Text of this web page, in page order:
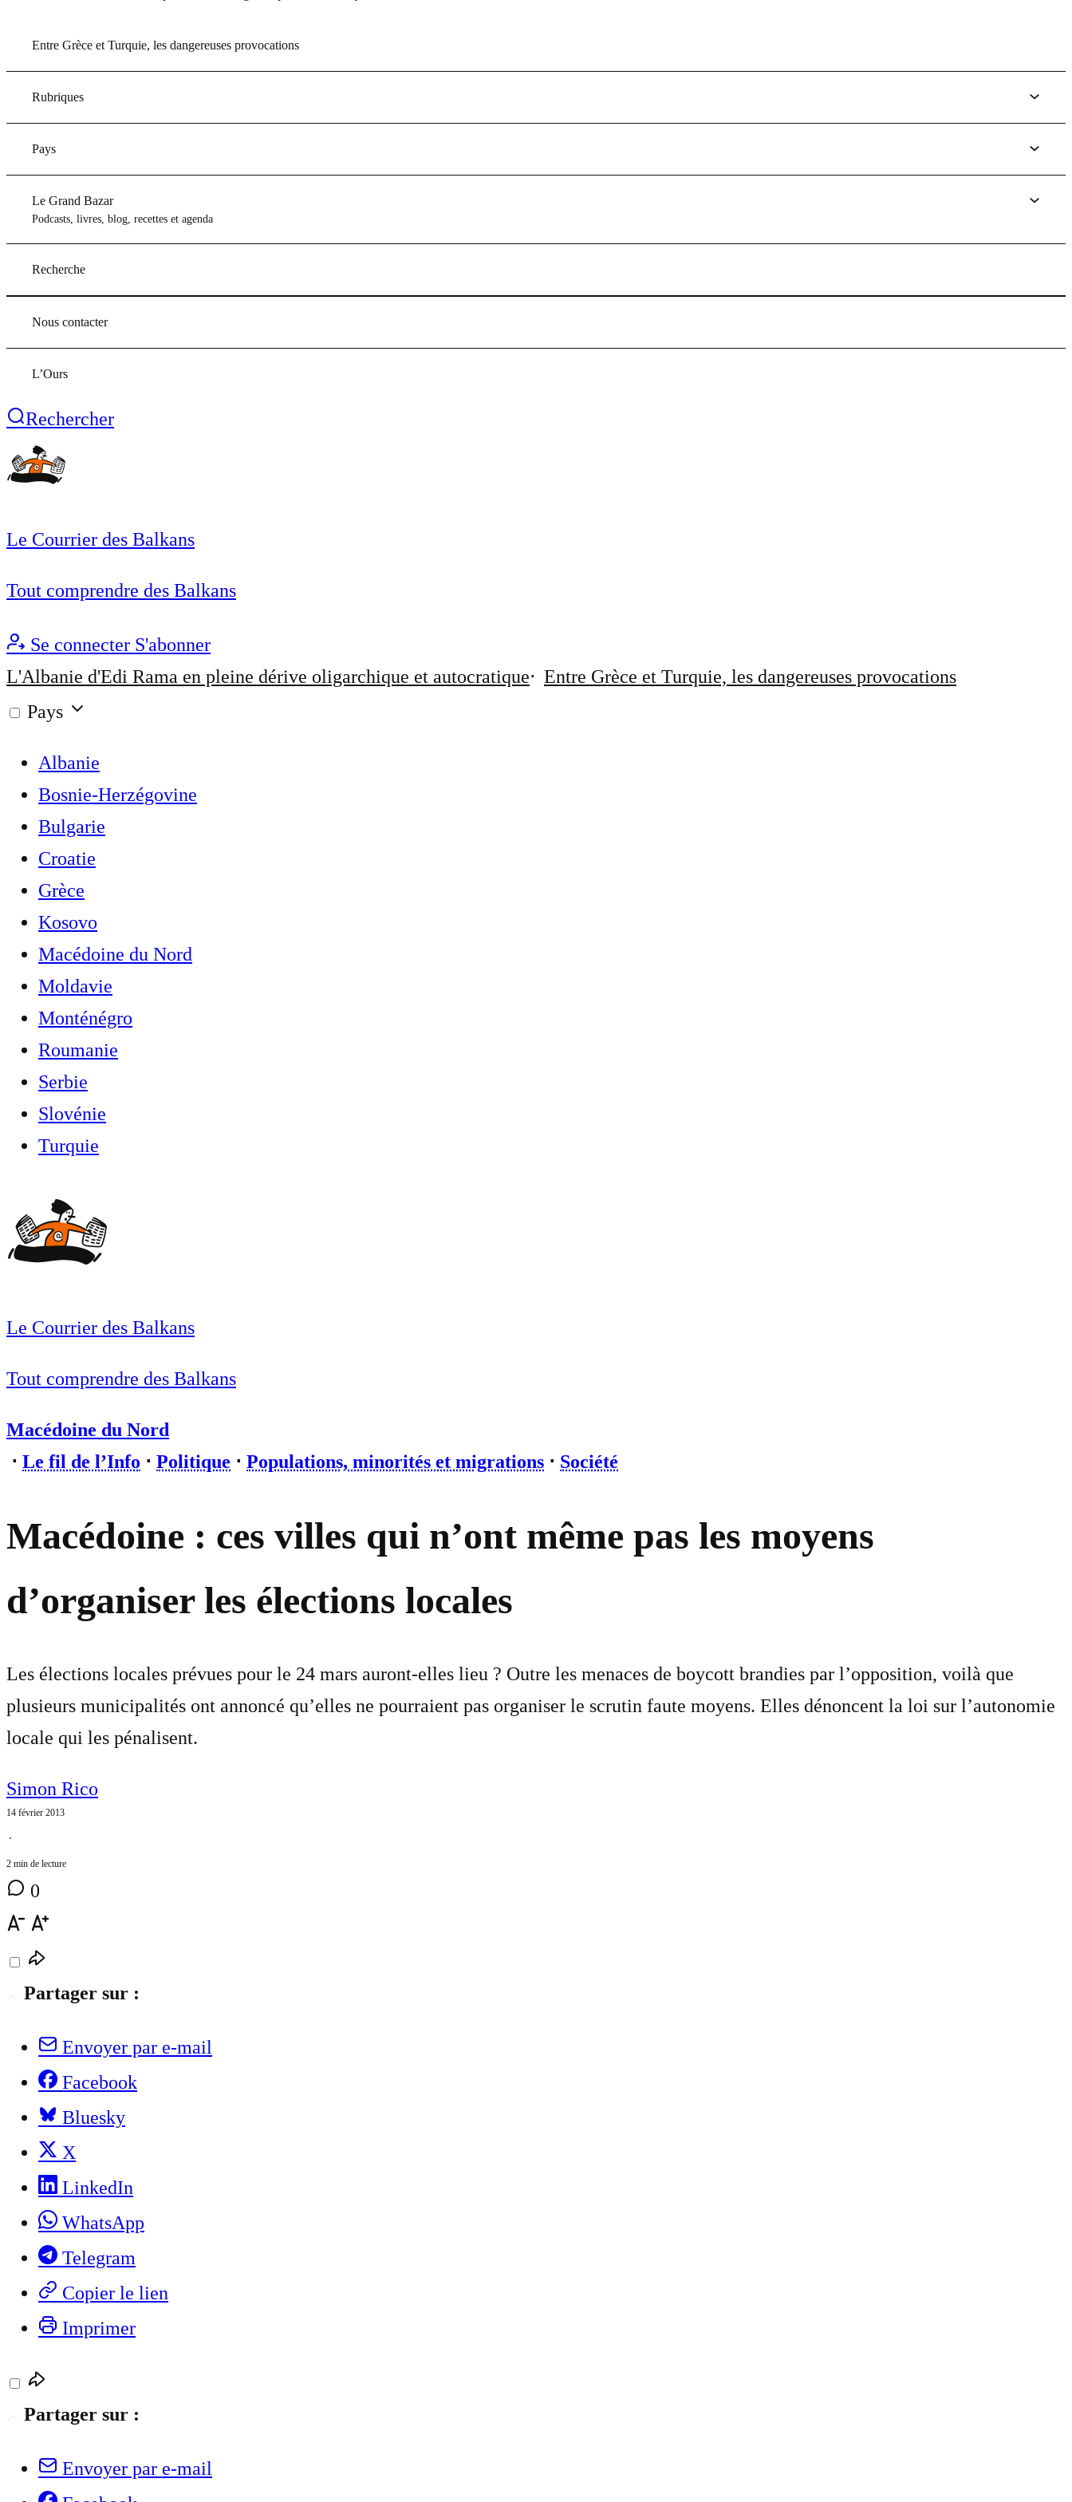
Entre Grèce et Turquie, les dangereuses provocations
Rubriques
Pays
Le Grand Bazar
Podcasts, livres, blog, recettes et agenda
Recherche
Nous contacter
L’Ours
Rechercher
Le Courrier des Balkans
Tout comprendre des Balkans
Se connecter S'abonner
L'Albanie d'Edi Rama en pleine dérive oligarchique et autocratique
Entre Grèce et Turquie, les dangereuses provocations
Pays
Albanie
Bosnie-Herzégovine
Bulgarie
Croatie
Grèce
Kosovo
Macédoine du Nord
Moldavie
Monténégro
Roumanie
Serbie
Slovénie
Turquie
Le Courrier des Balkans
Tout comprendre des Balkans
Macédoine du Nord
⋅ Le fil de l’Info ⋅ Politique ⋅ Populations, minorités et migrations ⋅ Société
Macédoine : ces villes qui n’ont même pas les moyens
d’organiser les élections locales
Les élections locales prévues pour le 24 mars auront-elles lieu ? Outre les menaces de boycott brandies par l’opposition, voilà que
plusieurs municipalités ont annoncé qu’elles ne pourraient pas organiser le scrutin faute moyens. Elles dénoncent la loi sur l’autonomie
locale qui les pénalisent.
Simon Rico
14 février 2013
⋅
2 min de lecture
0
Partager sur :
Envoyer par e-mail
Facebook
Bluesky
X
LinkedIn
WhatsApp
Telegram
Copier le lien
Imprimer
Partager sur :
Envoyer par e-mail